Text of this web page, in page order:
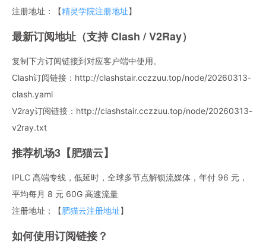
注册地址：【精灵学院注册地址】
最新订阅地址（支持 Clash / V2Ray）
复制下方订阅链接到对应客户端中使用。
Clash订阅链接：http://clashstair.cczzuu.top/node/20260313-
clash.yaml
V2ray订阅链接：http://clashstair.cczzuu.top/node/20260313-
v2ray.txt
推荐机场3【肥猫云】
IPLC 高端专线，低延时，全球多节点解锁流媒体，年付 96 元，
平均每月 8 元 60G 高速流量
注册地址：【肥猫云注册地址】
如何使用订阅链接？